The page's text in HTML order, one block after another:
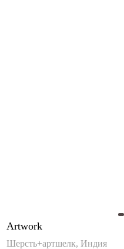
Artwork
Шерсть+артшелк, Индия